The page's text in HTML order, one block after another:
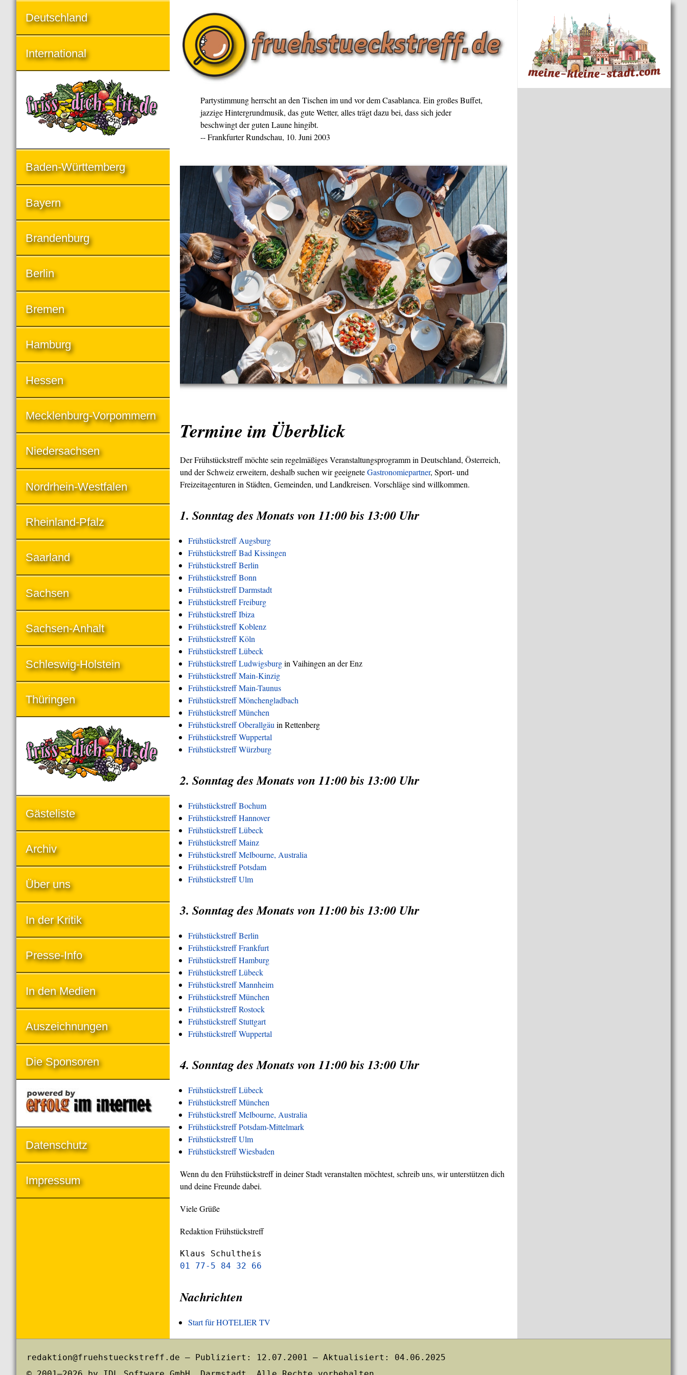
Partystimmung herrscht an den Tischen im und vor dem Casablanca. Ein großes Buffet,
jazzige Hintergrundmusik, das gute Wetter, alles trägt dazu bei, dass sich jeder
beschwingt der guten Laune hingibt.
-- Frankfurter Rundschau, 10. Juni 2003
Termine im Überblick
Der Frühstückstreff möchte sein regelmäßiges Veranstaltungsprogramm in Deutschland, Österreich,
und der Schweiz erweitern, deshalb suchen wir geeigneteGastronomiepartner, Sport- und
Freizeitagenturen in Städten, Gemeinden, und Landkreisen. Vorschläge sind willkommen.
1. Sonntag des Monats von 11:00 bis 13:00 Uhr
Frühstückstreff Augsburg
Frühstückstreff Bad Kissingen
Frühstückstreff Berlin
Frühstückstreff Bonn
Frühstückstreff Darmstadt
Frühstückstreff Freiburg
Frühstückstreff Ibiza
Frühstückstreff Koblenz
Frühstückstreff Köln
Frühstückstreff Lübeck
Frühstückstreff Ludwigsburgin Vaihingen an der Enz
Frühstückstreff Main-Kinzig
Frühstückstreff Main-Taunus
Frühstückstreff Mönchengladbach
Frühstückstreff München
Frühstückstreff Oberallgäuin Rettenberg
Frühstückstreff Wuppertal
Frühstückstreff Würzburg
2. Sonntag des Monats von 11:00 bis 13:00 Uhr
Frühstückstreff Bochum
Frühstückstreff Hannover
Frühstückstreff Lübeck
Frühstückstreff Mainz
Frühstückstreff Melbourne, Australia
Frühstückstreff Potsdam
Frühstückstreff Ulm
3. Sonntag des Monats von 11:00 bis 13:00 Uhr
Frühstückstreff Berlin
Frühstückstreff Frankfurt
Frühstückstreff Hamburg
Frühstückstreff Lübeck
Frühstückstreff Mannheim
Frühstückstreff München
Frühstückstreff Rostock
Frühstückstreff Stuttgart
Frühstückstreff Wuppertal
4. Sonntag des Monats von 11:00 bis 13:00 Uhr
Frühstückstreff Lübeck
Frühstückstreff München
Frühstückstreff Melbourne, Australia
Frühstückstreff Potsdam-Mittelmark
Frühstückstreff Ulm
Frühstückstreff Wiesbaden
Wenn du den Frühstückstreff in deiner Stadt veranstalten möchtest, schreib uns, wir unterstützen dich
und deine Freunde dabei.
Viele Grüße
Redaktion Frühstückstreff
Klaus Schultheis
01 77-5 84 32 66
Nachrichten
Start für HOTELIER TV
Deutschland
International
Baden-Württemberg
Bayern
Brandenburg
Berlin
Bremen
Hamburg
Hessen
Mecklenburg-Vorpommern
Niedersachsen
Nordrhein-Westfalen
Rheinland-Pfalz
Saarland
Sachsen
Sachsen-Anhalt
Schleswig-Holstein
Thüringen
Gästeliste
Archiv
Über uns
In der Kritik
Presse-Info
In den Medien
Auszeichnungen
Die Sponsoren
Datenschutz
Impressum
redaktion@fruehstueckstreff.de – Publiziert: 12.07.2001 – Aktualisiert: 04.06.2025